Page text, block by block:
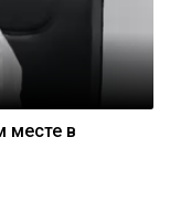
месте в